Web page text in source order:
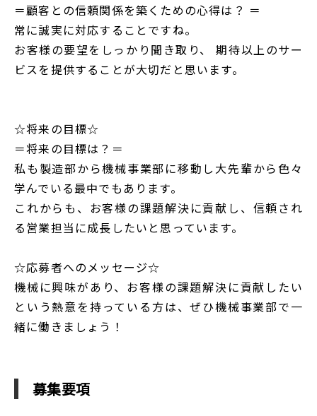
＝顧客との信頼関係を築くための心得は？ ＝
常に誠実に対応することですね。
お客様の要望をしっかり聞き取り、 期待以上のサー
ビスを提供することが大切だと思います。
☆将来の目標☆
＝将来の目標は？＝
私も製造部から機械事業部に移動し大先輩から色々
学んでいる最中でもあります。
これからも、お客様の課題解決に貢献し、信頼され
る営業担当に成長したいと思っています。
☆応募者へのメッセージ☆
機械に興味があり、お客様の課題解決に貢献したい
という熱意を持っている方は、ぜひ機械事業部で一
緒に働きましょう！
募集要項